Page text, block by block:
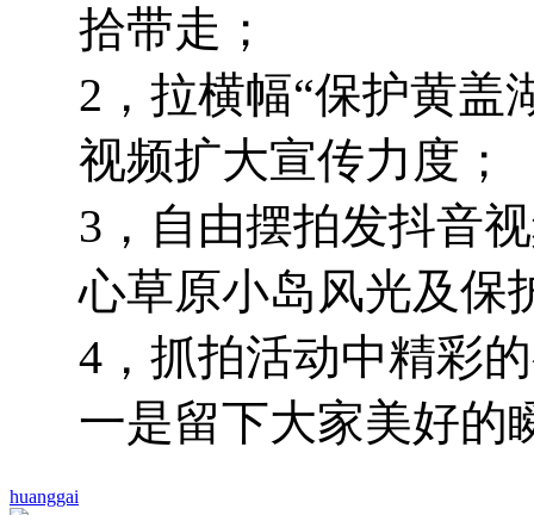
huanggai
拾带走；
2，拉横幅“保护黄盖
视频扩大宣传力度；
3，自由摆拍发抖音
心草原小岛风光及保
4，抓拍活动中精彩
一是留下大家美好的